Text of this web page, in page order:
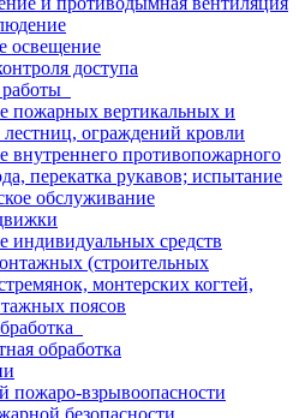
освещение
доступа
пожарных вертикальных и
ограждений кровли
внутреннего противопожарного
перекатка рукавов; испытание
обслуживание
индивидуальных средств
(строительных
монтерских когтей,
поясов
обработка
пожаро-взрывоопасности
безопасности